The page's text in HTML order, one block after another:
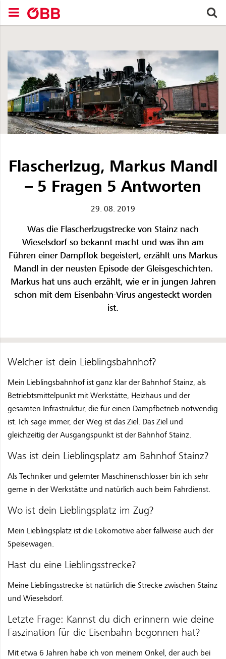
Zum Inhalt springen (Alt+0).
Zum Hauptmenü springen (Alt+1).
Zur Suche springen (Alt+2).
schließen
Flascherlzug, Markus Mandl
– 5 Fragen 5 Antworten
29. 08. 2019
Was die Flascherlzugstrecke von Stainz nach
Wieselsdorf so bekannt macht und was ihn am
Führen einer Dampflok begeistert, erzählt uns Markus
Mandl in der neusten Episode der Gleisgeschichten.
Markus hat uns auch erzählt, wie er in jungen Jahren
schon mit dem Eisenbahn-Virus angesteckt worden
ist.
Welcher ist dein Lieblingsbahnhof?
Mein Lieblingsbahnhof ist ganz klar der Bahnhof Stainz, als
Betriebtsmittelpunkt mit Werkstätte, Heizhaus und der
gesamten Infrastruktur, die für einen Dampfbetrieb notwendig
ist. Ich sage immer, der Weg ist das Ziel. Das Ziel und
gleichzeitig der Ausgangspunkt ist der Bahnhof Stainz.
Was ist dein Lieblingsplatz am Bahnhof Stainz?
Als Techniker und gelernter Maschinenschlosser bin ich sehr
gerne in der Werkstätte und natürlich auch beim Fahrdienst.
Wo ist dein Lieblingsplatz im Zug?
Mein Lieblingsplatz ist die Lokomotive aber fallweise auch der
Speisewagen.
Hast du eine Lieblingsstrecke?
Meine Lieblingsstrecke ist natürlich die Strecke zwischen Stainz
und Wieselsdorf.
Letzte Frage: Kannst du dich erinnern wie deine
Faszination für die Eisenbahn begonnen hat?
Mit etwa 6 Jahren habe ich von meinem Onkel, der auch bei